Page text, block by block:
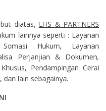
diatas, LHS & PARTNERS
lainnya seperti : Layanan
Hukum, Layanan
Perjanjian & Dokumen,
Pendampingan Cerai
, dan lain sebagainya.